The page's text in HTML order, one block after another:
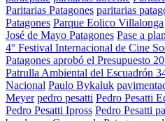
Paritarias Patagones paritarias
Patagones Parque Eolico Villalonga
José de Mayo Patagones Pase a
4° Festival Internacional de Cine
Patagones aprobó el Presupuesto
Patrulla Ambiental del Escuadrón
Nacional Paulo Bykaluk
Meyer pedro pesatti Pedro Pesatti
Pedro Pesatti Ipross Pedro Pesatti